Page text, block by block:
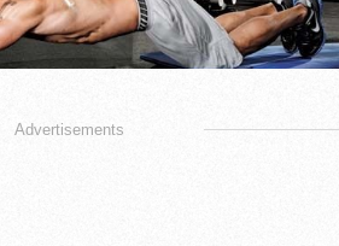
Advertisements